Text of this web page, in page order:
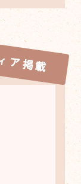
ア掲載